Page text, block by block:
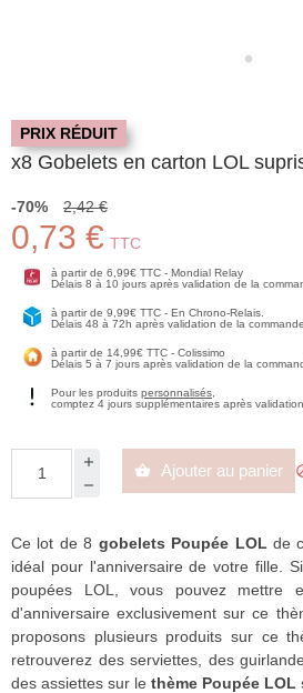
PRIX RÉDUIT
x8 Gobelets en carton LOL
-70% 2,42 €
0,73 € TTC
à partir de 6,99€ TTC - Mondial Relay
Délais 8 à 10 jours après validation de la
à partir de 9,99€ TTC - En Chrono-Relais.
Délais 48 à 72h après validation de la commande.
à partir de 14,99€ TTC - Colissimo
Délais 5 à 7 jours après validation de la
Pour les produits personnalisés
comptez 4 jours supplémentaires après
 Ajouter au panier
Ce lot de 8 gobelets Poupée LOL de
idéal pour l'anniversaire de votre fille.
poupées LOL, vous pouvez mettre
d'anniversaire exclusivement sur ce
proposons plusieurs produits sur ce
retrouverez des serviettes, des
des assiettes sur le thème Poupée LOL